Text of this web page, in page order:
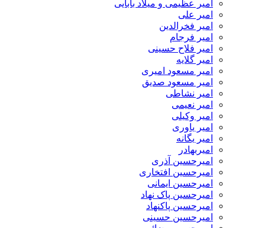
امیر عظیمی و میلاد بابایی
امیر علی
امیر فخرالدین
امیر فرجام
امیر فلاح حسینی
امیر گلایه
امیر مسعود امیری
امیر مسعود صدیق
امیر نشاطی
امیر نعیمی
امیر وکیلی
امیر یاوری
امیر یگانه
امیربهادر
امیرحسین آذری
امیرحسین افتخاری
امیرحسین ایمانی
امیرحسین پاک نهاد
امیرحسین پاکنهاد
امیرحسین حسینی